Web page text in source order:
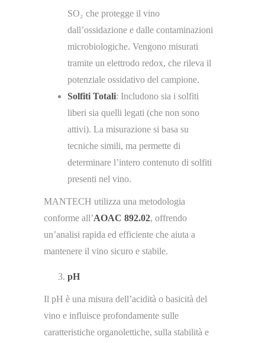
SO₂ che protegge il vino
dall’ossidazione e dalle contaminazioni
microbiologiche. Vengono misurati
tramite un elettrodo redox, che rileva il
potenziale ossidativo del campione.
Solfiti Totali: Includono sia i solfiti
liberi sia quelli legati (che non sono
attivi). La misurazione si basa su
tecniche simili, ma permette di
determinare l’intero contenuto di solfiti
presenti nel vino.
MANTECH utilizza una metodologia
conforme all’AOAC 892.02, offrendo
un’analisi rapida ed efficiente che aiuta a
mantenere il vino sicuro e stabile​.
pH
Il pH è una misura dell’acidità o basicità del
vino e influisce profondamente sulle
caratteristiche organolettiche, sulla stabilità e